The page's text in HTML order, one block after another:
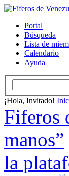
Portal
Búsqueda
Lista de
Calendario
Ayuda
¡Hola, Invitado!
Fiferos
manos”
la